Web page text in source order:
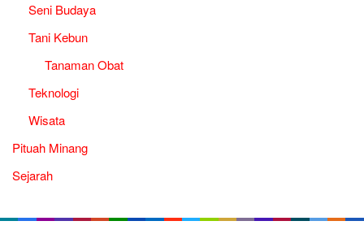
Seni Budaya
Tani Kebun
Tanaman Obat
Teknologi
Wisata
Pituah Minang
Sejarah